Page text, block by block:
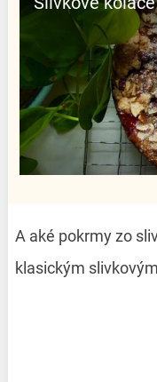
A aké pokrmy zo
klasickým